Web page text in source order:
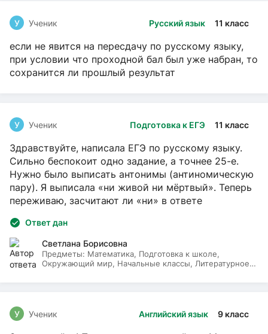
Русский язык 11 класс
У Ученик
если не явится на пересдачу по русскому языку,
при условии что проходной бал был уже набран, то
сохранится ли прошлый результат
Подготовка к ЕГЭ 11 класс
У Ученик
Здравствуйте, написала ЕГЭ по русскому языку.
Сильно беспокоит одно задание, а точнее 25-е.
Нужно было выписать антонимы (антиномическую
пару). Я выписала «ни живой ни мёртвый». Теперь
переживаю, засчитают ли «ни» в ответе
Ответ дан
Светлана Борисовна
Предметы: Математика, Подготовка к школе,
Окружающий мир, Начальные классы, Литературное
Английский язык 9 класс
У Ученик